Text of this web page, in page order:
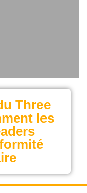
Three
les